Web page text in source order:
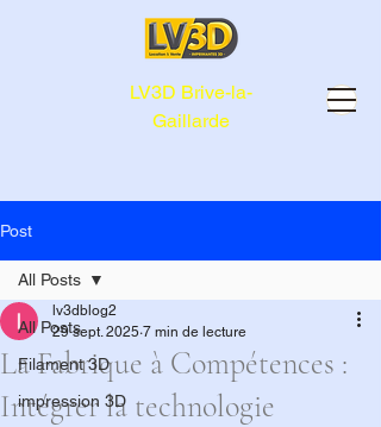
LV3D Brive-la-
Gaillarde
Post
All Posts
Filament 3D
impression 3D
All Posts
La Fabrique à Compétences :
Intégrer la technologie
lv3dblog2
29 sept. 2025 7 min de lecture